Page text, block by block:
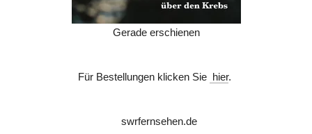
Gerade erschienen
Für Bestellungen klicken Sie hier.
swrfernsehen.de